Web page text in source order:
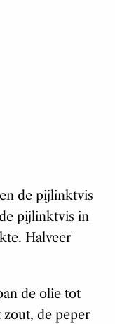
de pijlinktvis
pijlinktvis in
Halveer
de olie tot
zout, de peper